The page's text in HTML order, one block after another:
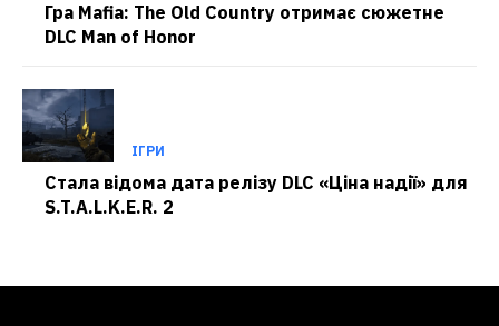
Гра Mafia: The Old Country отримає сюжетне
DLC Man of Honor
ІГРИ
Стала відома дата релізу DLC «Ціна надії» для
S.T.A.L.K.E.R. 2